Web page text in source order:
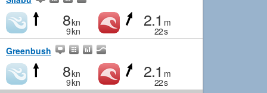
8kn
9kn
2.1 m
22s
Greenbush
8kn
9kn
2.1 m
22s